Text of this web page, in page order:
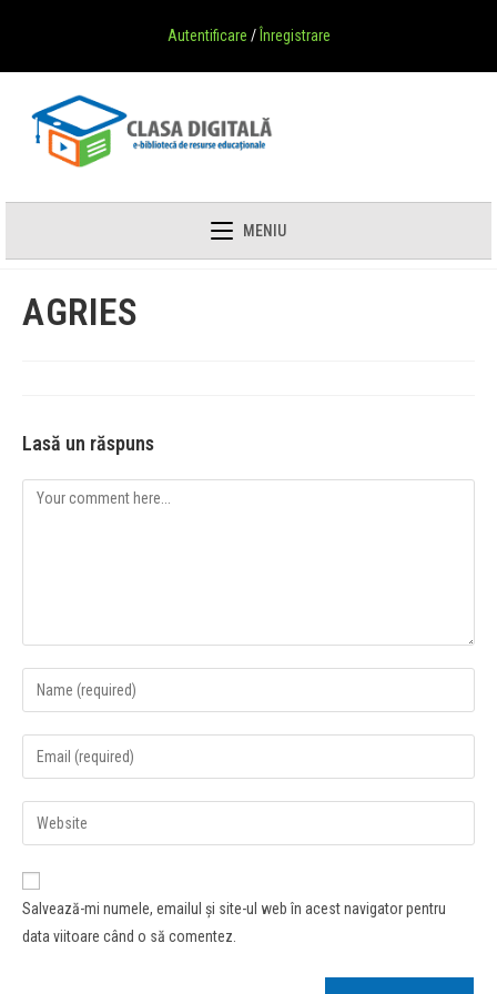
Autentificare / Înregistrare
MENIU
AGRIES
Lasă un răspuns
Salvează-mi numele, emailul și site-ul web în acest navigator pentru
data viitoare când o să comentez.